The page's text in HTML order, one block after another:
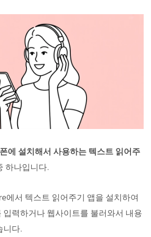
에 설치해서 사용하는 텍스트 읽어주
하나입니다.
에서 텍스트 읽어주기 앱을 설치하여
입력하거나 웹사이트를 불러와서 내용
니다.